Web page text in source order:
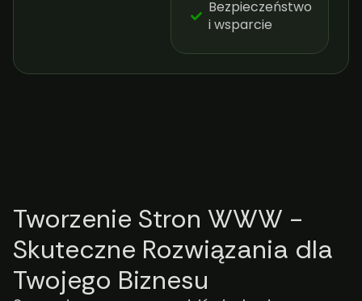
Bezpieczeństwo
i wsparcie
Tworzenie Stron WWW -
Skuteczne Rozwiązania dla
Twojego Biznesu